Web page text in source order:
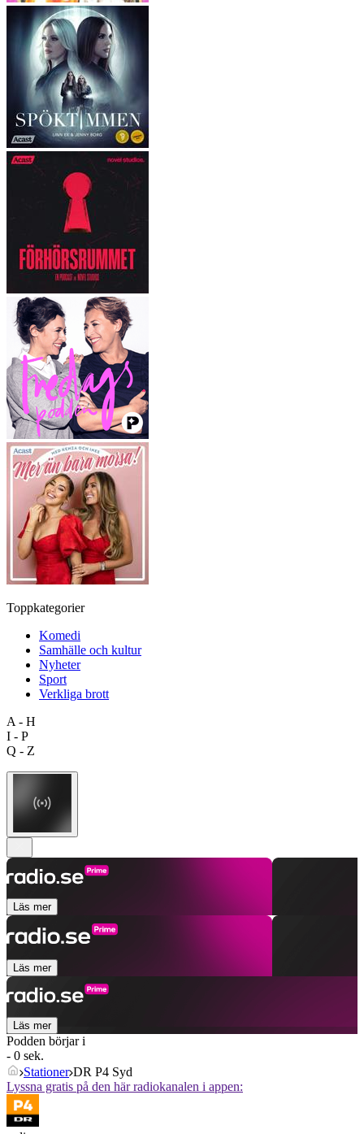
Toppkategorier
Komedi
Samhälle och kultur
Nyheter
Sport
Verkliga brott
A - H
I - P
Q - Z
Läs mer
Läs mer
Läs mer
Podden börjar i
- 0 sek.
Stationer DR P4 Syd
Lyssna gratis på den här radiokanalen i appen: